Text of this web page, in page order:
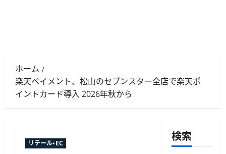
ホーム
楽天ペイメント、松山のセブンスター全店で楽天ポ
イントカード導入 2026年秋から
リテール・EC
検索